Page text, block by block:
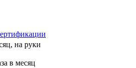
на руки
в месяц